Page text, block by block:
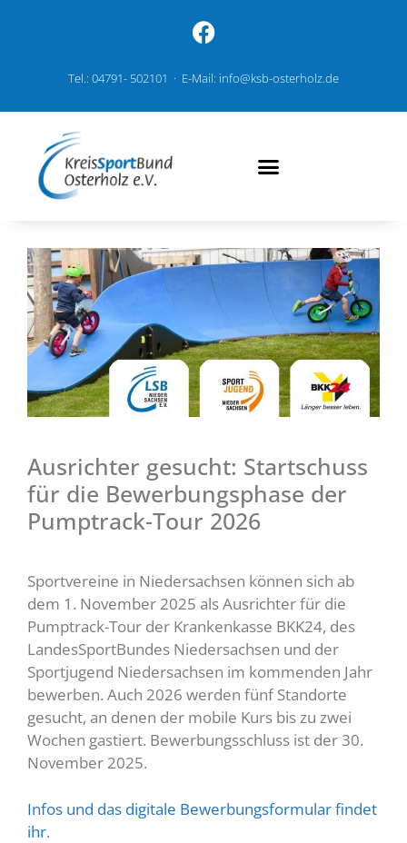
Tel.: 04791- 502101 · E-Mail: info@ksb-osterholz.de
Ausrichter gesucht: Startschuss
für die Bewerbungsphase der
Pumptrack-Tour 2026
Sportvereine in Niedersachsen können sich ab
dem 1. November 2025 als Ausrichter für die
Pumptrack-Tour der Krankenkasse BKK24, des
LandesSportBundes Niedersachsen und der
Sportjugend Niedersachsen im kommenden Jahr
bewerben. Auch 2026 werden fünf Standorte
gesucht, an denen der mobile Kurs bis zu zwei
Wochen gastiert. Bewerbungsschluss ist der 30.
November 2025.
Infos und das digitale Bewerbungsformular findet
ihr.